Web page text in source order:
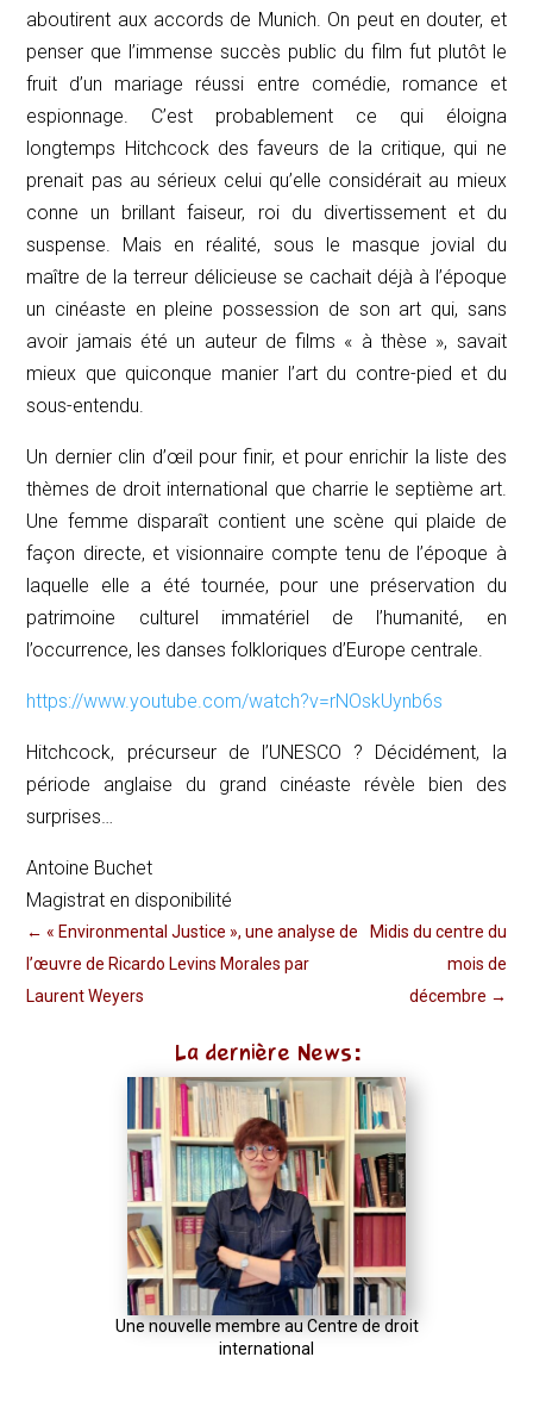
aboutirent aux accords de Munich. On peut en douter, et
penser que l’immense succès public du film fut plutôt le
fruit d’un mariage réussi entre comédie, romance et
espionnage. C’est probablement ce qui éloigna
longtemps Hitchcock des faveurs de la critique, qui ne
prenait pas au sérieux celui qu’elle considérait au mieux
conne un brillant faiseur, roi du divertissement et du
suspense. Mais en réalité, sous le masque jovial du
maître de la terreur délicieuse se cachait déjà à l’époque
un cinéaste en pleine possession de son art qui, sans
avoir jamais été un auteur de films « à thèse », savait
mieux que quiconque manier l’art du contre-pied et du
sous-entendu.
Un dernier clin d’œil pour finir, et pour enrichir la liste des
thèmes de droit international que charrie le septième art.
Une femme disparaît contient une scène qui plaide de
façon directe, et visionnaire compte tenu de l’époque à
laquelle elle a été tournée, pour une préservation du
patrimoine culturel immatériel de l’humanité, en
l’occurrence, les danses folkloriques d’Europe centrale.
https://www.youtube.com/watch?v=rNOskUynb6s
Hitchcock, précurseur de l’UNESCO ? Décidément, la
période anglaise du grand cinéaste révèle bien des
surprises…
Antoine Buchet
Magistrat en disponibilité
←« Environmental Justice », une analyse de
l’œuvre de Ricardo Levins Morales par
Laurent Weyers
Midis du centre du
mois de
décembre →
La dernière News:
Une nouvelle membre au Centre de droit
international